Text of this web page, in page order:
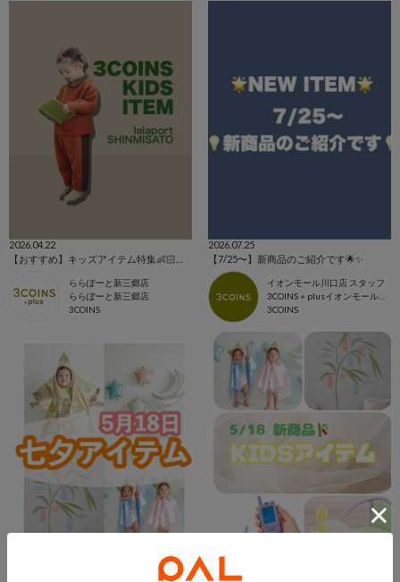
2026.04.22
ららぽーと新三郷店
ららぽーと新三郷店
3COINS
2026.07.25
【7/25〜】新商品のご紹介です🌟✨
イオンモール川口店 スタッフ
3COINS
2026.05.18